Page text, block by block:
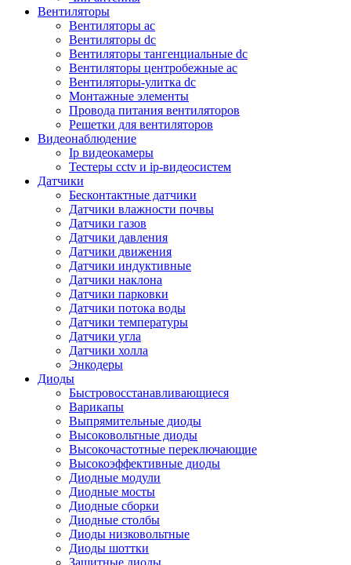
Вентиляторы
Вентиляторы ac
Вентиляторы dc
Вентиляторы тангенциальные dc
Вентиляторы центробежные ac
Вентиляторы-улитка dc
Монтажные элементы
Провода питания вентиляторов
Решетки для вентиляторов
Видеонаблюдение
Ip видеокамеры
Тестеры cctv и ip-видеосистем
Датчики
Бесконтактные датчики
Датчики влажности почвы
Датчики газов
Датчики давления
Датчики движения
Датчики индуктивные
Датчики наклона
Датчики парковки
Датчики потока воды
Датчики температуры
Датчики угла
Датчики холла
Энкодеры
Диоды
Быстровосстанавливающиеся
Варикапы
Выпрямительные диоды
Высоковольтные диоды
Высокочастотные переключающие
Высокоэффективные диоды
Диодные модули
Диодные мосты
Диодные сборки
Диодные столбы
Диоды низковольтные
Диоды шоттки
Защитные диоды